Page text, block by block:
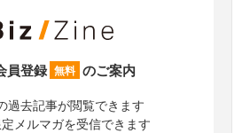
員登録 無料 のご案内
過去記事が閲覧できます
定メルマガを受信できます